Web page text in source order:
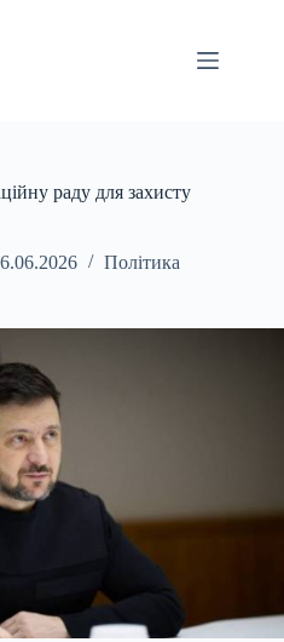
раду для захисту
Політика